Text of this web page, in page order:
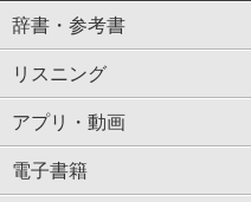
辞書・参考書
リスニング
アプリ・動画
電子書籍